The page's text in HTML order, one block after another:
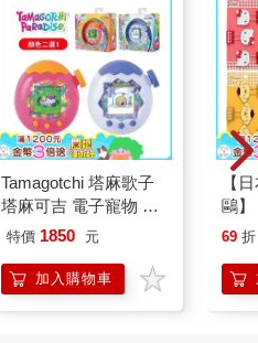
Tamagotchi 塔麻歌子
塔麻可吉 電子寵物 樂
園系列（熱帶橙果／極
特價 1850 元
加入購物車
【
鷗
(8款
企鵝
69 折